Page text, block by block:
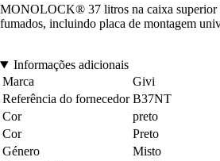
MONOLOCK® 37 litros na caixa superior
fumados, incluindo placa de montagem
Informações adicionais
Marca
Givi
Referência do fornecedor B37NT
Cor
preto
Cor
Preto
Género
Misto